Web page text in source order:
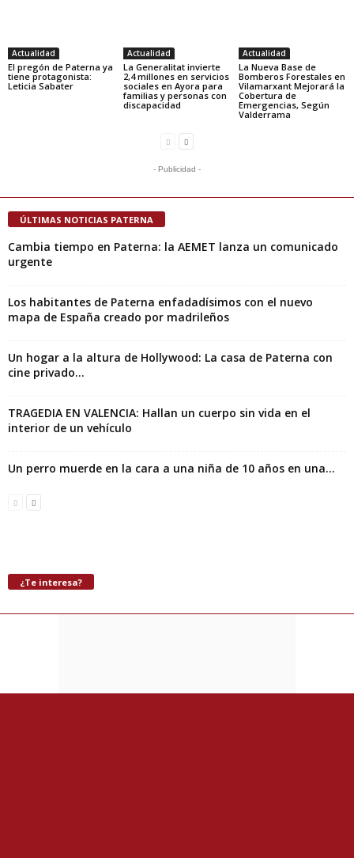
Actualidad
El pregón de Paterna ya
tiene protagonista:
Leticia Sabater
Actualidad
La Generalitat invierte
2,4 millones en servicios
sociales en Ayora para
familias y personas con
discapacidad
Actualidad
La Nueva Base de
Bomberos Forestales en
Vilamarxant Mejorará la
Cobertura de
Emergencias, Según
Valderrama
- Publicidad -
ÚLTIMAS NOTICIAS PATERNA
Cambia tiempo en Paterna: la AEMET lanza un comunicado
urgente
Los habitantes de Paterna enfadadísimos con el nuevo
mapa de España creado por madrileños
Un hogar a la altura de Hollywood: La casa de Paterna con
cine privado...
TRAGEDIA EN VALENCIA: Hallan un cuerpo sin vida en el
interior de un vehículo
Un perro muerde en la cara a una niña de 10 años en una...
¿Te interesa?